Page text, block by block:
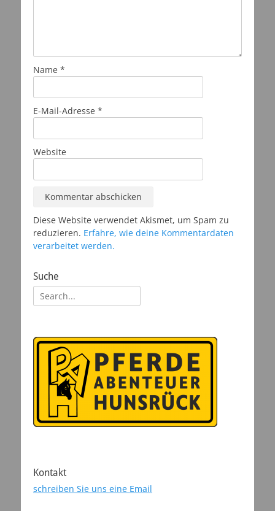
Name *
E-Mail-Adresse *
Website
Diese Website verwendet Akismet, um Spam zu
reduzieren. Erfahre, wie deine Kommentardaten
verarbeitet werden.
Suche
Suchen
nach:
Kontakt
schreiben Sie uns eine Email